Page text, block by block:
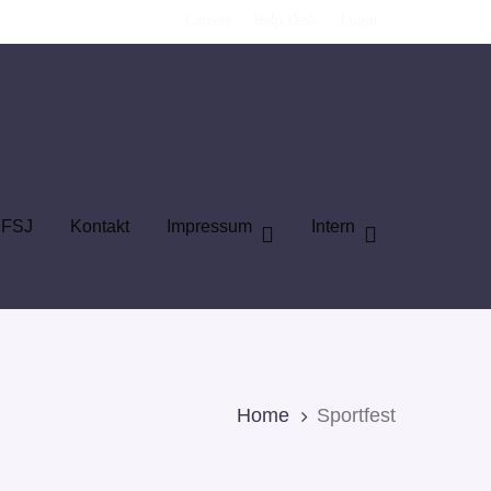
FSJ Kontakt Impressum Intern
Home Sportfest